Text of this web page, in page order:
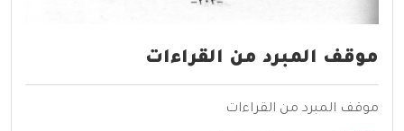
موقف المبرد من القراءات
موقف المبرد من القراءات